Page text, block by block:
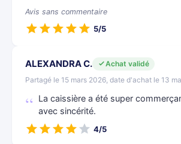
Avis sans commentaire
5/5
ALEXANDRA C.
Achat validé
Partagé le 15 mars 2026, date d'achat le 13
La caissière a été super
avec sincérité.
4/5